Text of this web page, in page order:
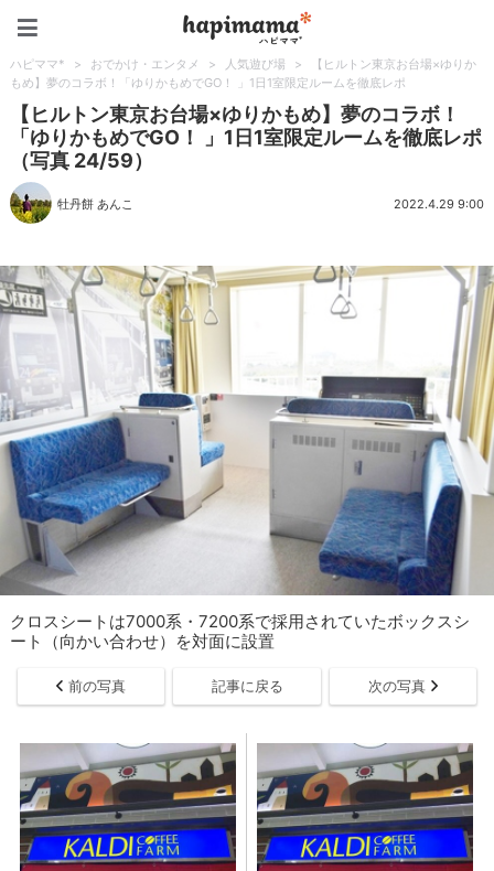
ハピママ* > おでかけ・エンタメ > 人気遊び場 >
【ヒルトン東京お台場×ゆりか
もめ】夢のコラボ！「ゆりかもめでGO！ 」1日1室限定ルームを徹底レポ
【ヒルトン東京お台場×ゆりかもめ】夢のコラボ！
「ゆりかもめでGO！ 」1日1室限定ルームを徹底レポ
（写真 24/59）
牡丹餅 あんこ 2022.4.29 9:00
クロスシートは7000系・7200系で採用されていたボックスシ
ート（向かい合わせ）を対面に設置
前の写真 記事に戻る 次の写真